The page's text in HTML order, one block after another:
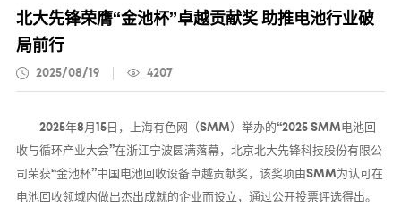
北大先锋荣膺“金池杯”卓越贡献奖 助推电池行业破
局前行
2025/08/19 4207
2025年8月15日，上海有色网（SMM）举办的“2025 SMM电池回
收与循环产业大会”在浙江宁波圆满落幕，北京北大先锋科技股份有限公
司荣获“金池杯”中国电池回收设备卓越贡献奖，该奖项由SMM为认可在
电池回收领域内做出杰出成就的企业而设立，通过公开投票评选得出。